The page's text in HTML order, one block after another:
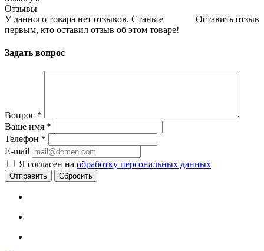
Отзывы
Оставить отзыв
У данного товара нет отзывов. Станьте
первым, кто оставил отзыв об этом товаре!
Задать вопрос
Вопрос *
Ваше имя *
Телефон *
E-mail
Я согласен на обработку персональных данных
Сбросить